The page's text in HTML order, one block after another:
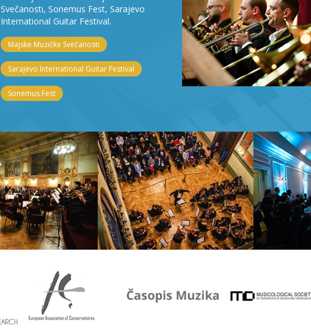
Svečanosti, Sonemus Fest, Sarajevo
International Guitar Festival.
Majske Muzičke Svečanosti
Sarajevo International Guitar Festival
Sonemus Fest